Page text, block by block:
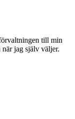
till min
jag själv väljer.